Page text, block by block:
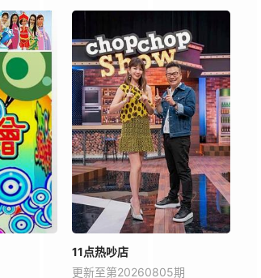
11点热吵店
更新至第20260805期